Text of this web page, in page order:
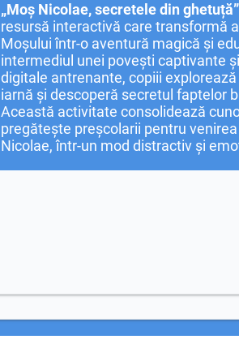
„Moș Nicolae, secretele din ghetuță”
resursă interactivă care transformă
Moșului într-o aventură magică și
intermediul unei povești captivante
digitale antrenante, copiii
iarnă și descoperă secretul faptelor
Această activitate consolidează
pregătește preșcolarii pentru
Nicolae, într-un mod distractiv și